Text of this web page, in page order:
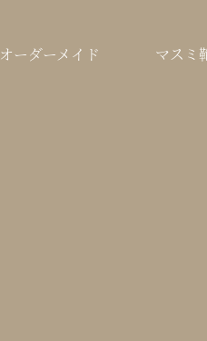
オーダーメイド マスミ